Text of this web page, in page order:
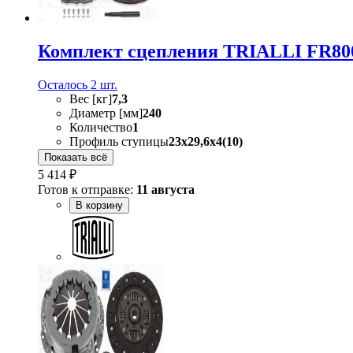
Комплект сцепления TRIALLI
Осталось 2 шт.
Вес [кг]7,3
Диаметр [мм]240
Количество1
Профиль ступицы23x29,6x4(10)
Показать всё
5 414 ₽
Готов к отправке: 11 августа
В корзину